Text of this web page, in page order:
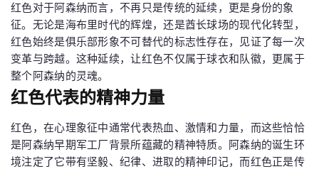
红色对于阿森纳而言，不再只是传统的延续，更是身份的象
征。无论是海布里时代的辉煌，还是酋长球场的现代化转型，
红色始终是俱乐部形象不可替代的标志性存在，见证了每一次
变革与跨越。这种延续，让红色不仅属于球衣和队徽，更属于
整个阿森纳的灵魂。
红色代表的精神力量
红色，在心理象征中通常代表热血、激情和力量，而这些恰恰
是阿森纳早期军工厂背景所蕴藏的精神特质。阿森纳的诞生环
境注定了它带有坚毅、纪律、进取的精神印记，而红色正是传